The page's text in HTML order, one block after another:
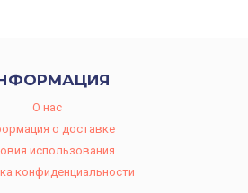
O нас
о доставке
использования
конфиденциальности